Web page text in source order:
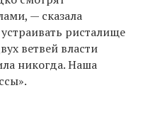
— сказала
ристалище
ветвей власти
никогда. Наша